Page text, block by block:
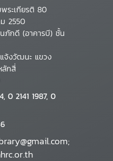
ระเกียรติ 80
2550
ภักดี (อาคารบี) ชั้น
จ้งวัฒนะ แขวง
ลักสี่
0 2141 1987, 0